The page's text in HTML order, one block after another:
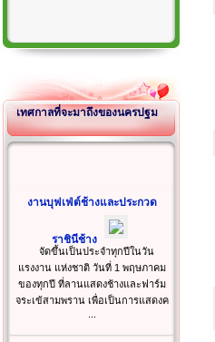
เทศกาลที่จะมาถึงของนครปฐม
งานบุฟเฟ่ต์ช้างและประกวด
ราชินีช้าง
จัดขึ้นเป็นประจำทุกปีในวัน
แรงงาน แห่งชาติ วันที่ 1 พฤษภาคม
ของทุกปี ที่ลานแสดงช้างและฟาร์ม
จระเข้สามพราน เพื่อเป็นการแสดงค